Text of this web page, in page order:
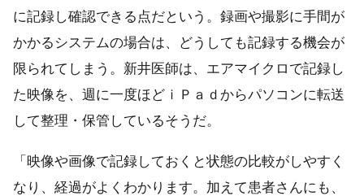
に記録し確認できる点だという。録画や撮影に手間が
かかるシステムの場合は、どうしても記録する機会が
限られてしまう。新井医師は、エアマイクロで記録し
た映像を、週に一度ほどｉＰａｄからパソコンに転送
して整理・保管しているそうだ。
「映像や画像で記録しておくと状態の比較がしやすく
なり、経過がよくわかります。加えて患者さんにも、